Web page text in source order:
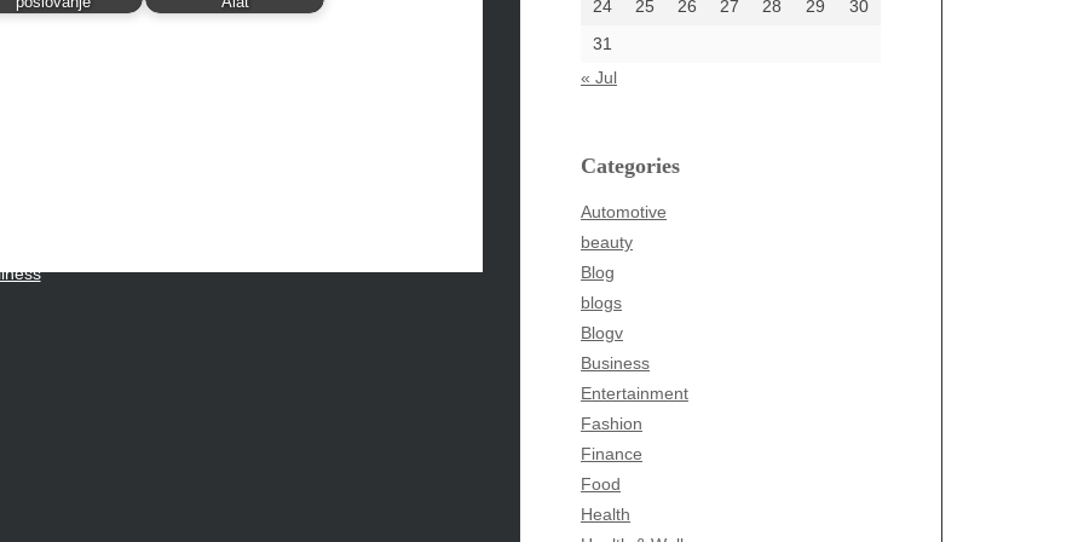
24
25 26 27 28 29
30
31
« Jul
Categories
Automotive
beauty
Blog
blogs
Blogv
Business
Entertainment
Fashion
Finance
Food
Health